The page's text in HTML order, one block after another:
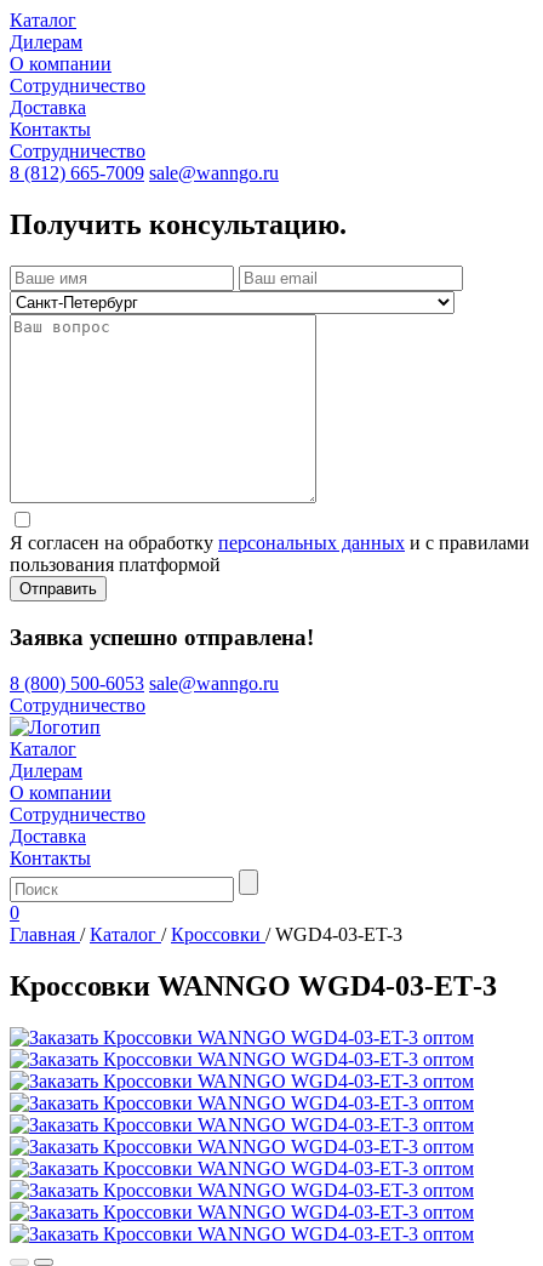
Каталог
Дилерам
О компании
Сотрудничество
Доставка
Контакты
Сотрудничество
8 (812) 665-7009 sale@wanngo.ru
Получить консультацию.
Я согласен на обработку персональных данных и с правилами
пользования платформой
Отправить
Заявка успешно отправлена!
8 (800) 500-6053 sale@wanngo.ru
Сотрудничество
Каталог
Дилерам
О компании
Сотрудничество
Доставка
Контакты
0
Главная / Каталог / Кроссовки / WGD4-03-ET-3
Кроссовки WANNGO WGD4‑03‑ET‑3